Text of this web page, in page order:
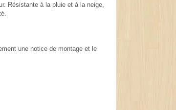
Résistante à la pluie et à la neige,
une notice de montage et le